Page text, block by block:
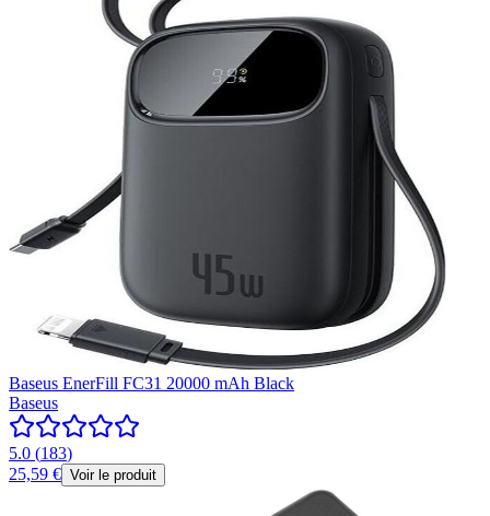
Baseus EnerFill FC31 20000 mAh Black
Baseus
5.0 (183)
25,59 € Voir le produit